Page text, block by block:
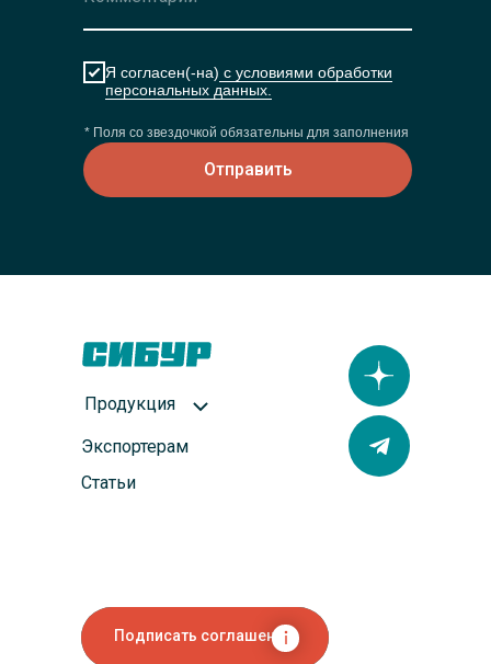
* Поля со звездочкой обязательны для заполнения
Я согласен(-на) с условиями обработки
персональных данных.
Отправить
Подписать соглашение
Продукция
Статьи
Экспортерам